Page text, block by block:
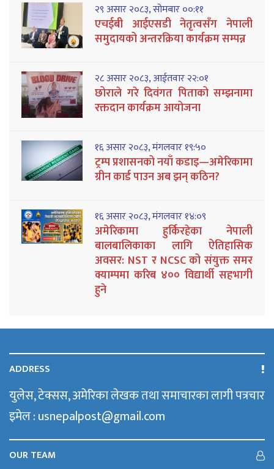
२९ असार २०८३, सोमबार ००:११
एचईबी आईएसडी नेतृत्वसँग नेपाली
समुदायको अन्तरक्रिया कार्यक्रम सम्पन्न
२८ असार २०८३, आईतवार २२:०१
छोराले गरे दिवंगत पिताको सम्झनामा
रक्तदान कार्यक्रम आयोजना
१६ असार २०८३, मंगलवार १९:५०
ट्रम्प प्रशासनको नयाँ कडाइ—अमेरिकामा
ग्रीन कार्ड पाउन अब झन् कठिन?
१६ असार २०८३, मंगलवार १४:०९
अमेरिकामा हुर्किरहेका नेपाली
बालबालिकाका लागि ऐतिहासिक
अवसर: NST र NCSC को संयुक्त समर
क्याम्पमा करिब ४०० विद्यार्थी सहभागी
हुने
ADDRESS
युलेस, टेक्सस, अमेरिका लेखक तथा समाचारका लागी पत्रचार
इमेल : usnepalpost@gmail.com
OUR TEAM